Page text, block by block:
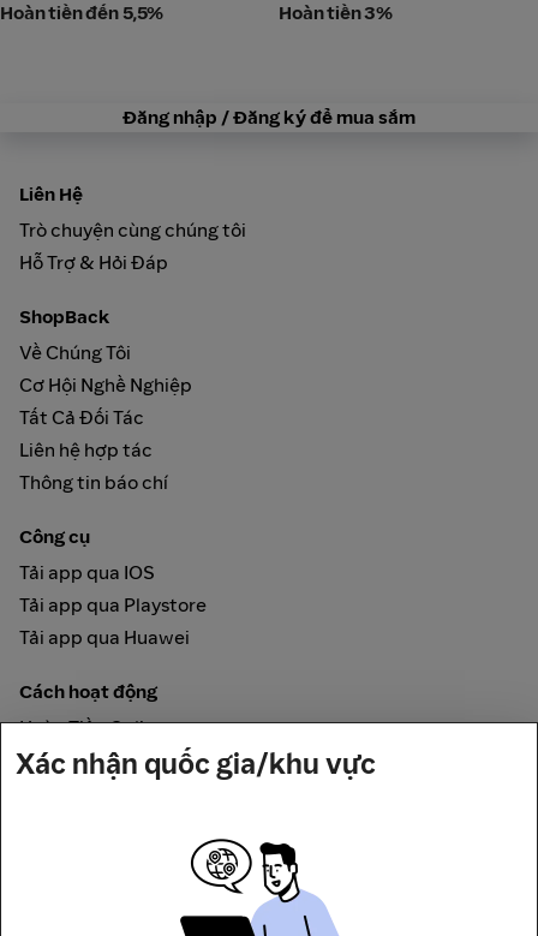
Hoàn tiền đến 5,5%
Hoàn tiền 3%
Đăng nhập / Đăng ký để mua sắm
Liên Hệ
Trò chuyện cùng chúng tôi
Hỗ Trợ & Hỏi Đáp
ShopBack
Về Chúng Tôi
Cơ Hội Nghề Nghiệp
Tất Cả Đối Tác
Liên hệ hợp tác
Thông tin báo chí
Công cụ
Tải app qua IOS
Tải app qua Playstore
Tải app qua Huawei
Cách hoạt động
Hoàn Tiền Online
Được đảm bảo bởi
Xác nhận quốc gia/khu vực